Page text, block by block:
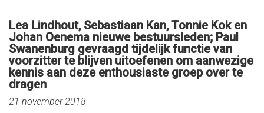
Lea Lindhout, Sebastiaan Kan, Tonnie Kok en
Johan Oenema nieuwe bestuursleden; Paul
Swanenburg gevraagd tijdelijk functie van
voorzitter te blijven uitoefenen om aanwezige
kennis aan deze enthousiaste groep over te
dragen
21 november 2018